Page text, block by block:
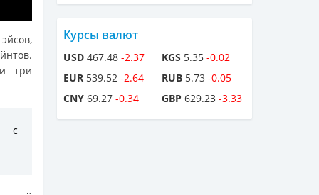
три
с
Курсы валют
USD 467.48 -2.37
EUR 539.52 -2.64
CNY 69.27 -0.34
KGS 5.35 -0.02
RUB 5.73 -0.05
GBP 629.23 -3.33